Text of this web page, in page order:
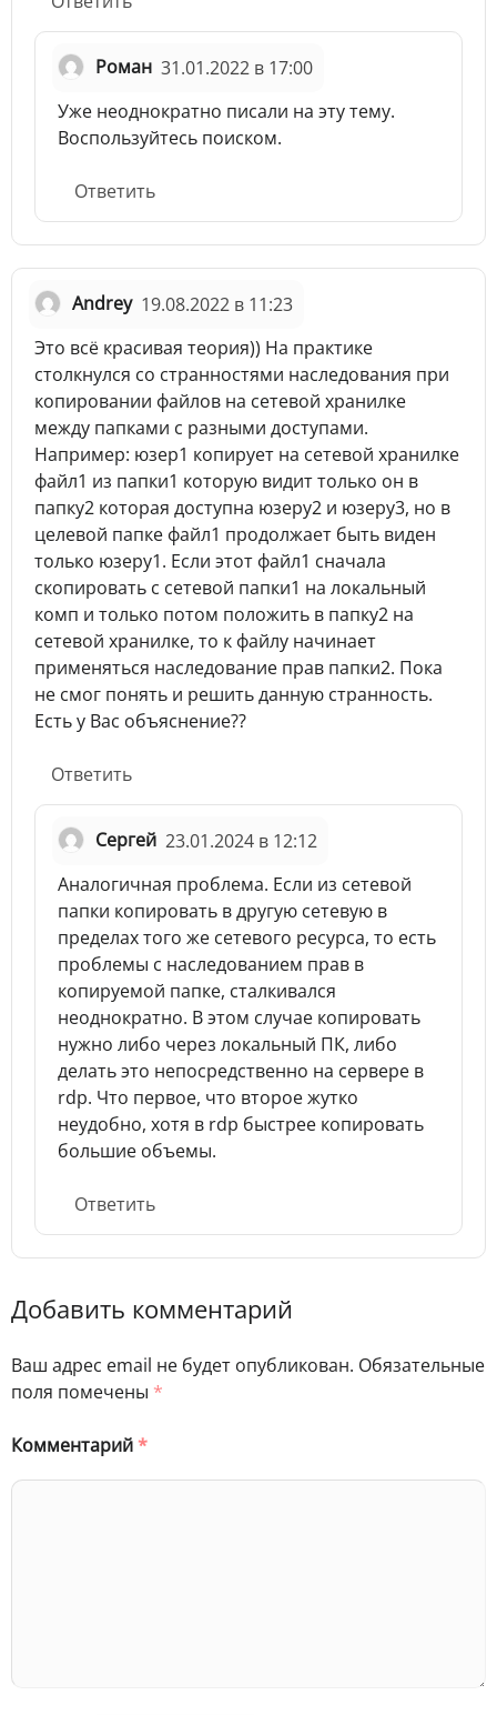
Роман 31.01.2022 в 17:00
Уже неоднократно писали на эту тему.
Воспользуйтесь поиском.
Ответить
Andrey 19.08.2022 в 11:23
Это всё красивая теория)) На практике
столкнулся со странностями наследования при
копировании файлов на сетевой хранилке
между папками с разными доступами.
Например: юзер1 копирует на сетевой хранилке
файл1 из папки1 которую видит только он в
папку2 которая доступна юзеру2 и юзеру3, но в
целевой папке файл1 продолжает быть виден
только юзеру1. Если этот файл1 сначала
скопировать с сетевой папки1 на локальный
комп и только потом положить в папку2 на
сетевой хранилке, то к файлу начинает
применяться наследование прав папки2. Пока
не смог понять и решить данную странность.
Есть у Вас объяснение??
Ответить
Сергей 23.01.2024 в 12:12
Аналогичная проблема. Если из сетевой
папки копировать в другую сетевую в
пределах того же сетевого ресурса, то есть
проблемы с наследованием прав в
копируемой папке, сталкивался
неоднократно. В этом случае копировать
нужно либо через локальный ПК, либо
делать это непосредственно на сервере в
rdp. Что первое, что второе жутко
неудобно, хотя в rdp быстрее копировать
большие объемы.
Ответить
Добавить комментарий
Ваш адрес email не будет опубликован. Обязательные
поля помечены *
Комментарий*